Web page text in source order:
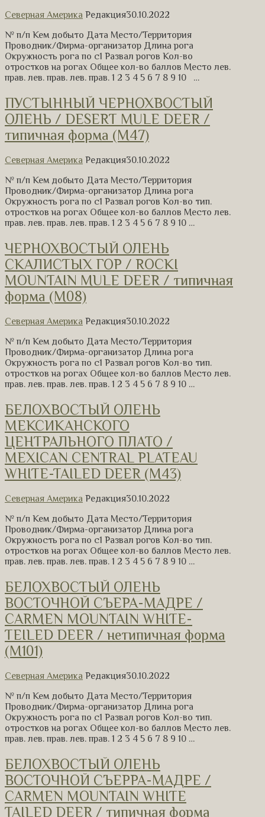
Северная Америка Редакция30.10.2022
№ п/п Кем добыто Дата Место/Территория
Проводник/Фирма-организатор Длина рога
Окружность рога по с1 Развал рогов Кол-во
отростков на рогах Общее кол-во баллов Место лев.
прав. лев. прав. лев. прав. 1 2 3 4 5 6 7 8 9 10 …
ПУСТЫННЫЙ ЧЕРНОХВОСТЫЙ
ОЛЕНЬ / DESERT MULE DEER /
типичная форма (М47)
Северная Америка Редакция30.10.2022
№ п/п Кем добыто Дата Место/Территория
Проводник/Фирма-организатор Длина рога
Окружность рога по с1 Развал рогов Кол-во тип.
отростков на рогах Общее кол-во баллов Место лев.
прав. лев. прав. лев. прав. 1 2 3 4 5 6 7 8 9 10 …
ЧЕРНОХВОСТЫЙ ОЛЕНЬ
СКАЛИСТЫХ ГОР / ROCKI
MOUNTAIN MULE DEER / типичная
форма (M08)
Северная Америка Редакция30.10.2022
№ п/п Кем добыто Дата Место/Территория
Проводник/Фирма-организатор Длина рога
Окружность рога по с1 Развал рогов Кол-во тип.
отростков на рогах Общее кол-во баллов Место лев.
прав. лев. прав. лев. прав. 1 2 3 4 5 6 7 8 9 10 …
БЕЛОХВОСТЫЙ ОЛЕНЬ
МЕКСИКАНСКОГО
ЦЕНТРАЛЬНОГО ПЛАТО /
MEXICAN CENTRAL PLATEAU
WHITE-TAILED DEER (M43)
Северная Америка Редакция30.10.2022
№ п/п Кем добыто Дата Место/Территория
Проводник/Фирма-организатор Длина рога
Окружность рога по с1 Развал рогов Кол-во тип.
отростков на рогах Общее кол-во баллов Место лев.
прав. лев. прав. лев. прав. 1 2 3 4 5 6 7 8 9 10 …
БЕЛОХВОСТЫЙ ОЛЕНЬ
ВОСТОЧНОЙ СЪЕРА-МАДРЕ /
CARMEN MOUNTAIN WHITE-
TEILED DEER / нетипичная форма
(M101)
Северная Америка Редакция30.10.2022
№ п/п Кем добыто Дата Место/Территория
Проводник/Фирма-организатор Длина рога
Окружность рога по с1 Развал рогов Кол-во тип.
отростков на рогах Общее кол-во баллов Место лев.
прав. лев. прав. лев. прав. 1 2 3 4 5 6 7 8 9 10 …
БЕЛОХВОСТЫЙ ОЛЕНЬ
ВОСТОЧНОЙ СЪЕРРА-МАДРЕ /
CARMEN MOUNTAIN WHITE
TAILED DEER / типичная форма